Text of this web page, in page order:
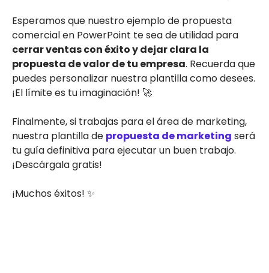
Esperamos que nuestro ejemplo de propuesta
comercial en PowerPoint te sea de utilidad para
cerrar ventas con éxito y dejar clara la
propuesta de valor de tu empresa. Recuerda que
puedes personalizar nuestra plantilla como desees.
¡El límite es tu imaginación! 🚀
Finalmente, si trabajas para el área de marketing,
nuestra plantilla de propuesta de marketing será
tu guía definitiva para ejecutar un buen trabajo.
¡Descárgala gratis!
¡Muchos éxitos! ✨